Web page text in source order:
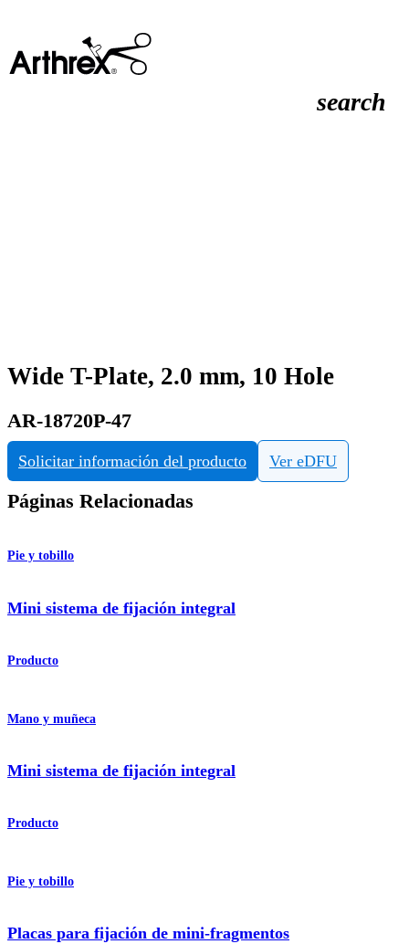
search
Wide T-Plate, 2.0 mm, 10 Hole
AR-18720P-47
Solicitar información del producto Ver eDFU
Páginas Relacionadas
Pie y tobillo
Mini sistema de fijación integral
Producto
Mano y muñeca
Mini sistema de fijación integral
Producto
Pie y tobillo
Placas para fijación de mini-fragmentos